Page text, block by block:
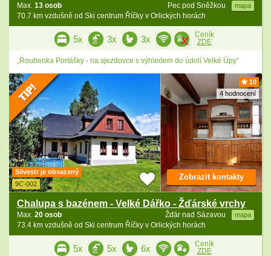
Pec pod Sněžkou mapa
Max. 13 osob
70.7 km vzdušně od Ski centrum Říčky v Orlických horách
5x 3x 3x
Ceník
ZDE
„Roubenka Portášky - na sjezdovce s výhledem do údolí Velké Úpy“
10
4 hodnocení
Silvestr je obsazený
9C-002
Chalupa s bazénem - Velké Dářko - Žďárské vrchy
Žďár nad Sázavou mapa
Max. 20 osob
73.4 km vzdušně od Ski centrum Říčky v Orlických horách
Zobrazit kontakty
5x 5x 6x
Ceník
ZDE